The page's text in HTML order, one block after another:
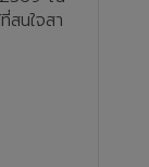
นใจสา